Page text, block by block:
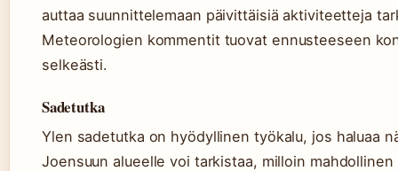
auttaa suunnittelemaan päivittäisiä aktiviteetteja
Meteorologien kommentit tuovat ennusteeseen
selkeästi.
Sadetutka
Ylen sadetutka on hyödyllinen työkalu, jos haluaa
Joensuun alueelle voi tarkistaa, milloin